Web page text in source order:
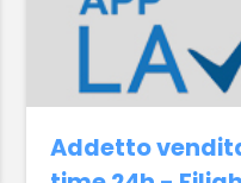
Addetto